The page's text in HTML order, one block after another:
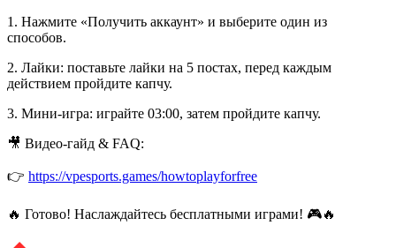
1. Нажмите «Получить аккаунт» и выберите один из
способов.
2. Лайки: поставьте лайки на 5 постах, перед каждым
действием пройдите капчу.
3. Мини-игра: играйте 03:00, затем пройдите капчу.
🎥 Видео-гайд & FAQ:
👉 https://vpesports.games/howtoplayforfree
🔥 Готово! Наслаждайтесь бесплатными играми! 🎮🔥